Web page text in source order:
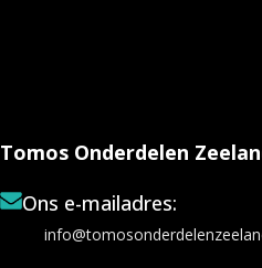
Tomos Onderdelen
Ons e-mailadres: